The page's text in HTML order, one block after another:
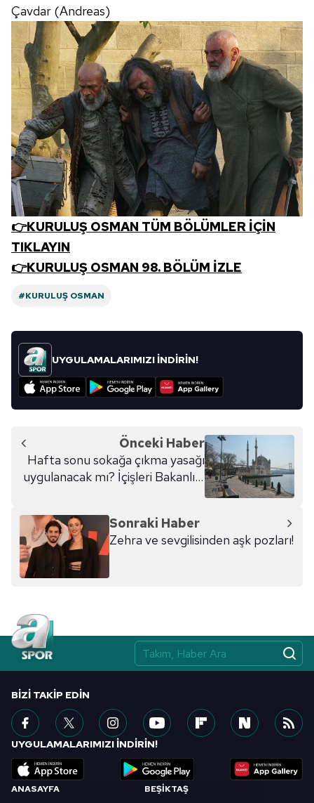
Çavdar (Andreas)
👉KURULUŞ OSMAN TÜM BÖLÜMLER İÇİN
TIKLAYIN
👉KURULUŞ OSMAN 98. BÖLÜM İZLE
#KURULUŞ OSMAN
UYGULAMALARIMIZI İNDİRİN!
Önceki Haber
Hafta sonu sokağa çıkma yasağı
uygulanacak mı? İçişleri Bakanlığı
Sonraki Haber
Zehra ve sevgilisinden aşk pozları!
ANASAYFA
BEŞİKTAŞ
BIZI TAKIP EDIN
UYGULAMALARIMIZI İNDİRİN!